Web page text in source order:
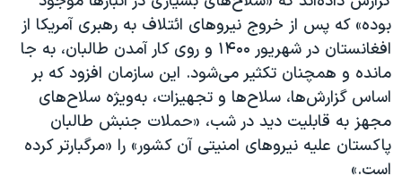
بوده» که پس از خروج نیروهای ائتلاف به رهبری آمریکا از
افغانستان در شهریور ۱۴۰۰ و روی کار آمدن طالبان، به جا
مانده و همچنان تکثیر می‌شود. این سازمان افزود که بر
اساس گزارش‌ها، سلاح‌ها و تجهیزات، به‌ویژه سلاح‌های
مجهز به قابلیت دید در شب، «حملات جنبش طالبان
پاکستان علیه نیروهای امنیتی آن کشور» را «مرگبارتر کرده
است.»